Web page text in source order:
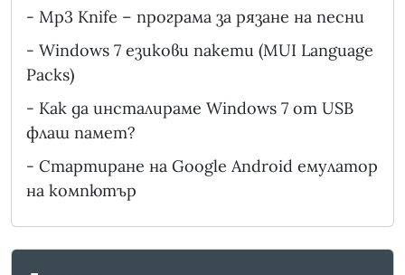
- Mp3 Knife – програма за рязане на песни
- Windows 7 езикови пакети (MUI Language
Packs)
- Как да инсталираме Windows 7 от USB
флаш памет?
- Стартиране на Google Android емулатор
на компютър